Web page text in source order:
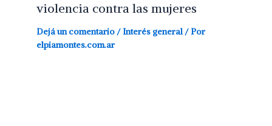
violencia contra las mujeres
Dejá un comentario / Interés general/ Por
elpiamontes.com.ar